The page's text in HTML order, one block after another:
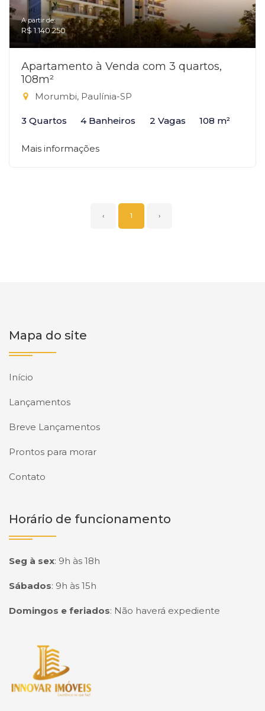
A partir de:
R$ 1.140.250
Apartamento à Venda com 3 quartos,
108m²
Morumbi, Paulínia-SP
3 Quartos 4 Banheiros 2 Vagas 108 m²
Mais informações
‹ 1 ›
Mapa do site
Início
Lançamentos
Breve Lançamentos
Prontos para morar
Contato
Horário de funcionamento
Seg à sex: 9h às 18h
Sábados: 9h às 15h
Domingos e feriados: Não haverá expediente
Página inicial